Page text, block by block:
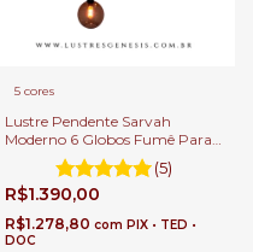
5 cores
Lustre Pendente Sarvah
Moderno 6 Globos Fumê Para
Escadas e Casas Pé Direito
Duplo e Alto.
(5)
R$1.390,00
R$1.278,80 com PIX • TED •
DOC